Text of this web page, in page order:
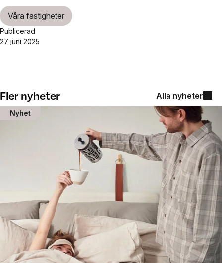
Våra fastigheter
Publicerad
27 juni 2025
Fler nyheter Alla nyheter
Nyhet